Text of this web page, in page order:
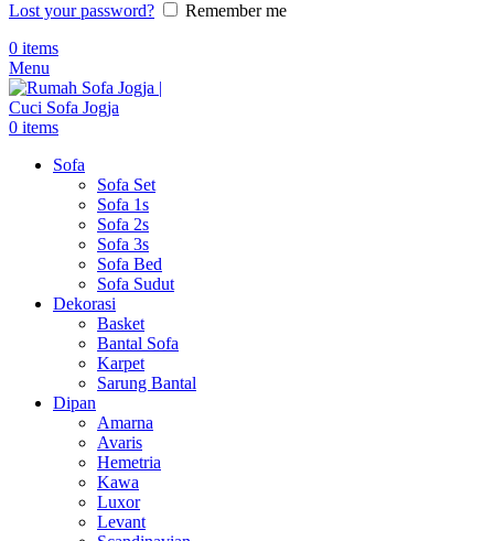
Lost your password?
Remember me
0 items
Menu
0 items
Sofa
Sofa Set
Sofa 1s
Sofa 2s
Sofa 3s
Sofa Bed
Sofa Sudut
Dekorasi
Basket
Bantal Sofa
Karpet
Sarung Bantal
Dipan
Amarna
Avaris
Hemetria
Kawa
Luxor
Levant